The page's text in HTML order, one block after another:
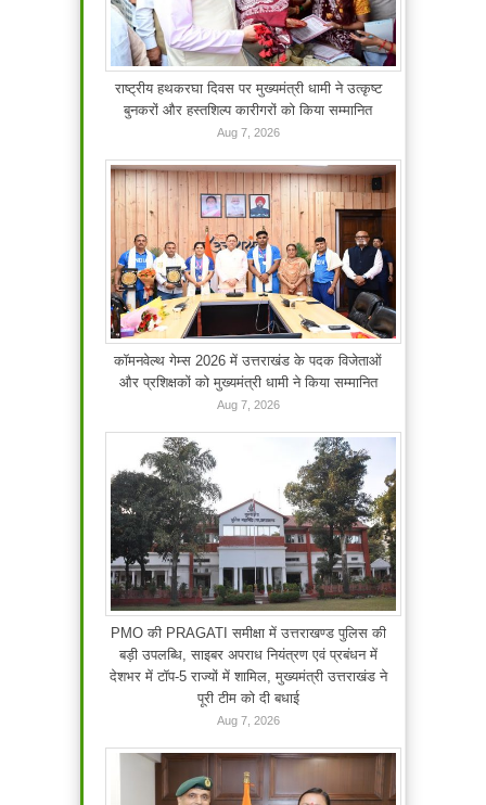
राष्ट्रीय हथकरघा दिवस पर मुख्यमंत्री धामी ने उत्कृष्ट
बुनकरों और हस्तशिल्प कारीगरों को किया सम्मानित
Aug 7, 2026
कॉमनवेल्थ गेम्स 2026 में उत्तराखंड के पदक विजेताओं
और प्रशिक्षकों को मुख्यमंत्री धामी ने किया सम्मानित
Aug 7, 2026
PMO की PRAGATI समीक्षा में उत्तराखण्ड पुलिस की
बड़ी उपलब्धि, साइबर अपराध नियंत्रण एवं प्रबंधन में
देशभर में टॉप-5 राज्यों में शामिल, मुख्यमंत्री उत्तराखंड ने
पूरी टीम को दी बधाई
Aug 7, 2026